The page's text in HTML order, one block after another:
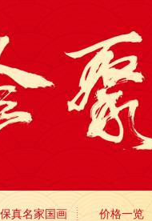
保真名家国画 价格一览